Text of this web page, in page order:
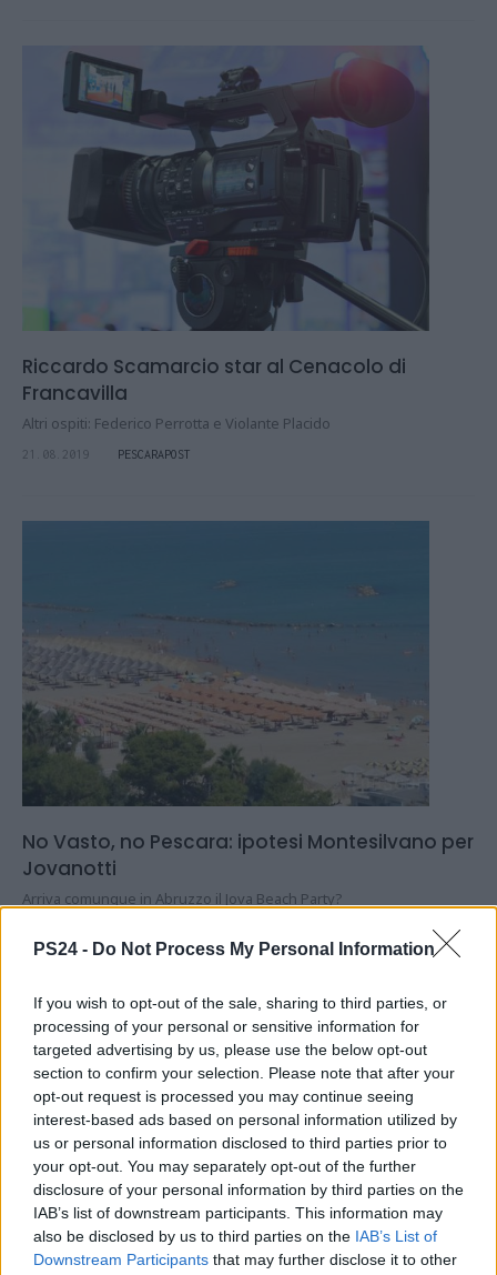
PS24 - Do Not Process My Personal Information
If you wish to opt-out of the sale, sharing to third parties, or
processing of your personal or sensitive information for
targeted advertising by us, please use the below opt-out
section to confirm your selection. Please note that after your
opt-out request is processed you may continue seeing
interest-based ads based on personal information utilized by
us or personal information disclosed to third parties prior to
your opt-out. You may separately opt-out of the further
disclosure of your personal information by third parties on the
IAB’s list of downstream participants. This information may
also be disclosed by us to third parties on the IAB’s List of
Downstream Participants that may further disclose it to other
Riccardo Scamarcio star al Cenacolo di
Francavilla
Altri ospiti: Federico Perrotta e Violante Placido
21.08.2019 PESCARAPOST
No Vasto, no Pescara: ipotesi Montesilvano per
Jovanotti
Arriva comunque in Abruzzo il Jova Beach Party?